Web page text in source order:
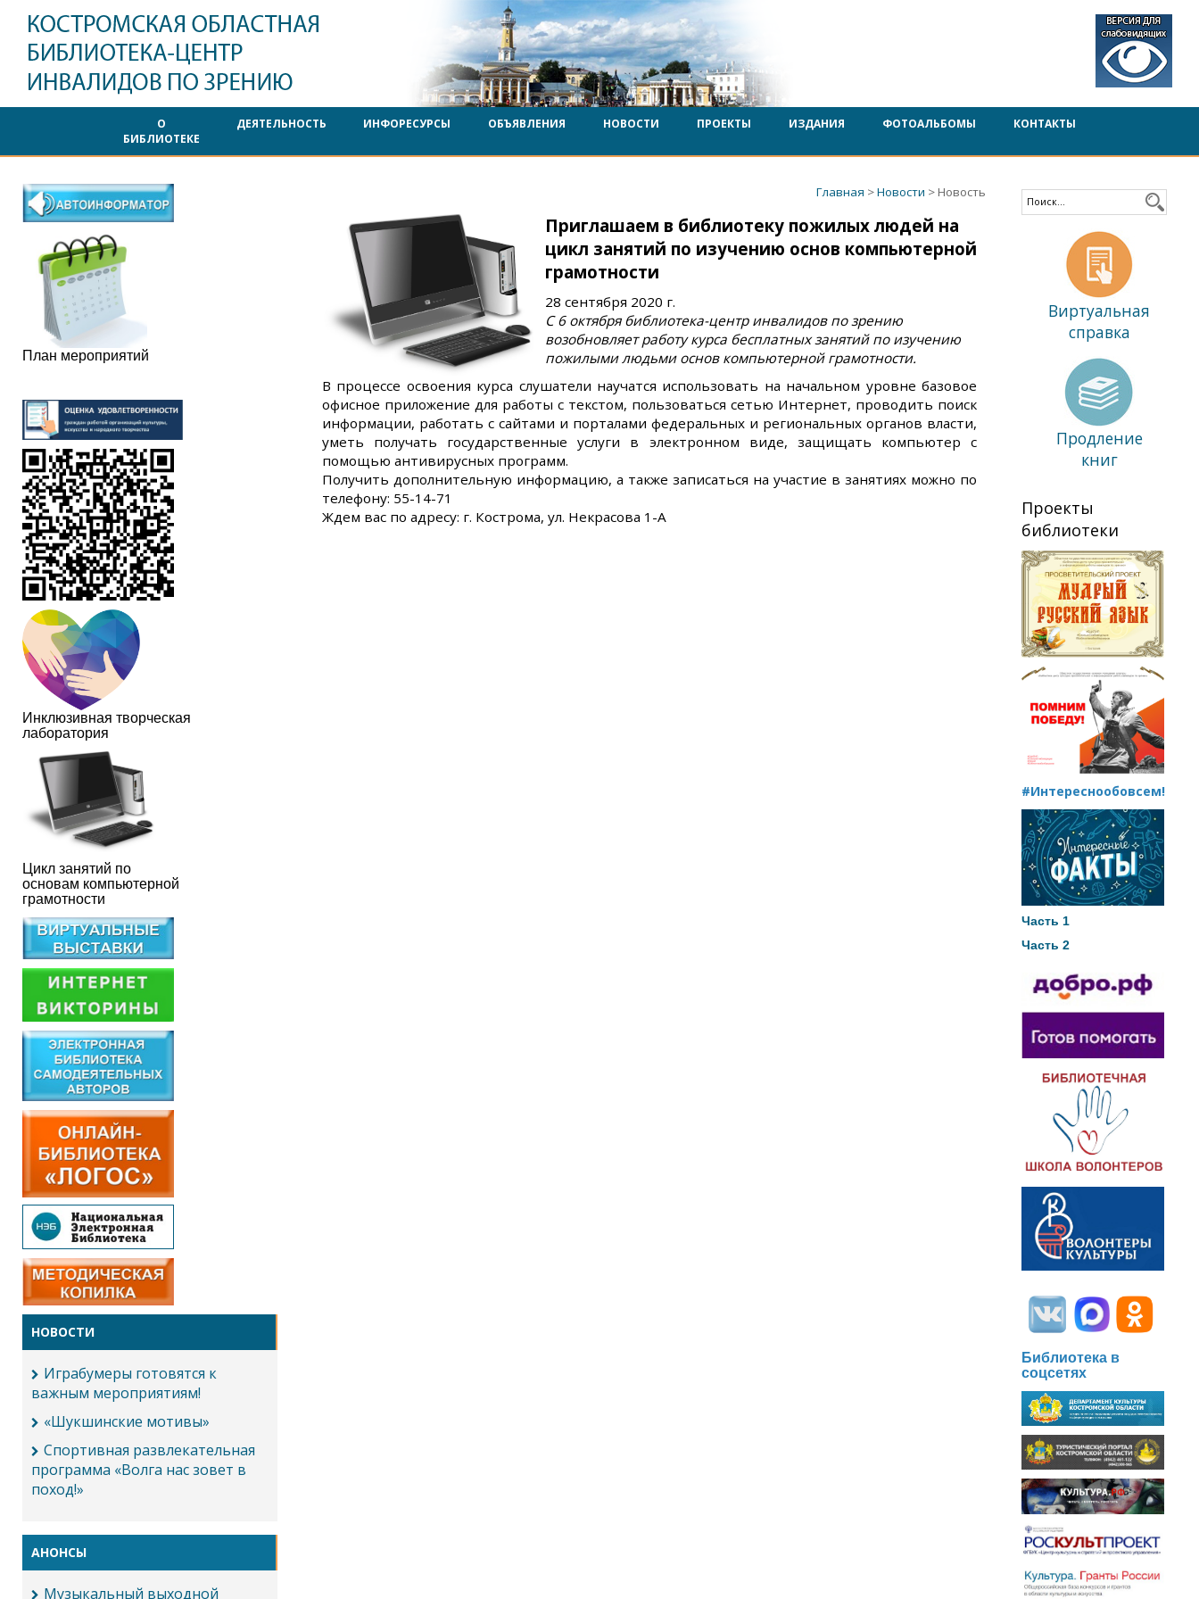
О
БИБЛИОТЕКЕ
ДЕЯТЕЛЬНОСТЬ ИНФОРЕСУРСЫ ОБЪЯВЛЕНИЯ НОВОСТИ ПРОЕКТЫ ИЗДАНИЯ ФОТОАЛЬБОМЫ КОНТАКТЫ
План мероприятий
Инклюзивная творческая
лаборатория
Цикл занятий по
основам компьютерной
грамотности
НОВОСТИ
Играбумеры готовятся к
важным мероприятиям!
«Шукшинские мотивы»
Спортивная развлекательная
программа «Волга нас зовет в
поход!»
АНОНСЫ
Музыкальный выходной
Главная >Новости > Новость
Приглашаем в библиотеку пожилых людей на
цикл занятий по изучению основ компьютерной
грамотности
28 сентября 2020 г.
С 6 октября библиотека-центр инвалидов по зрению
возобновляет работу курса бесплатных занятий по изучению
пожилыми людьми основ компьютерной грамотности.
В процессе освоения курса слушатели научатся использовать на начальном уровне базовое
офисное приложение для работы с текстом, пользоваться сетью Интернет, проводить поиск
информации, работать с сайтами и порталами федеральных и региональных органов власти,
уметь получать государственные услуги в электронном виде, защищать компьютер с
помощью антивирусных программ.
Получить дополнительную информацию, а также записаться на участие в занятиях можно по
телефону: 55-14-71
Ждем вас по адресу: г. Кострома, ул. Некрасова 1-А
Виртуальная
справка
Продление
книг
Проекты
библиотеки
#Интереснообовсем!
Часть 1
Часть 2
Библиотека в
соцсетях